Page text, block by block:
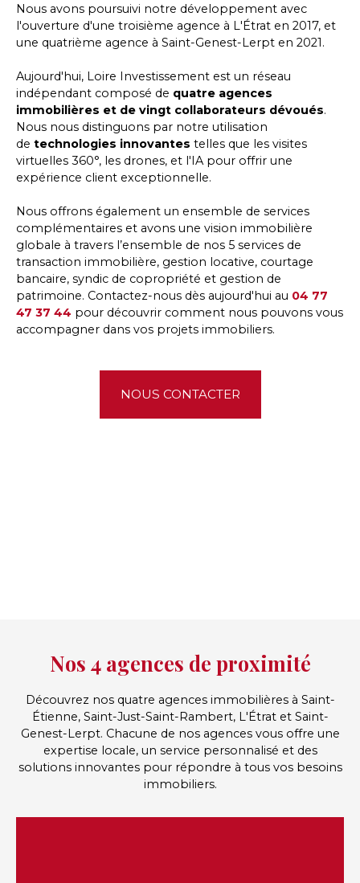
Nous avons poursuivi notre développement avec
l'ouverture d'une troisième agence à L'Étrat en 2017, et
une quatrième agence à Saint-Genest-Lerpt en 2021.
Aujourd'hui, Loire Investissement est un réseau
indépendant composé de quatre agences
immobilières et de vingt collaborateurs dévoués.
Nous nous distinguons par notre utilisation
de technologies innovantes telles que les visites
virtuelles 360°, les drones, et l'IA pour offrir une
expérience client exceptionnelle.
Nous offrons également un ensemble de services
complémentaires et avons une vision immobilière
globale à travers l’ensemble de nos 5 services de
transaction immobilière, gestion locative, courtage
bancaire, syndic de copropriété et gestion de
patrimoine. Contactez-nous dès aujourd'hui au 04 77
47 37 44 pour découvrir comment nous pouvons vous
accompagner dans vos projets immobiliers.
NOUS CONTACTER
Nos 4 agences de proximité
Découvrez nos quatre agences immobilières à Saint-
Étienne, Saint-Just-Saint-Rambert, L'Étrat et Saint-
Genest-Lerpt. Chacune de nos agences vous offre une
expertise locale, un service personnalisé et des
solutions innovantes pour répondre à tous vos besoins
immobiliers.